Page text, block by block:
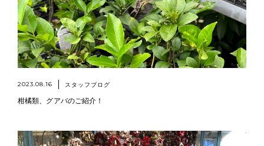
2023.08.16 スタッフブログ
柑橘類、グアバのご紹介！